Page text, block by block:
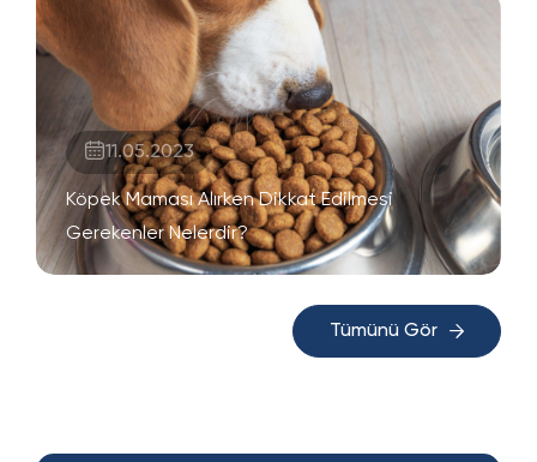
11.05.2023
Köpek Maması Alırken Dikkat Edilmesi
Gerekenler Nelerdir?
Tümünü Gör